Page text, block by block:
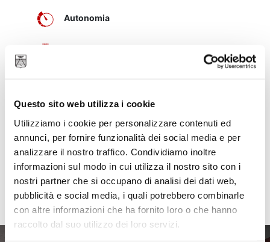
Questo sito web utilizza i cookie
Utilizziamo i cookie per personalizzare contenuti ed
annunci, per fornire funzionalità dei social media e per
analizzare il nostro traffico. Condividiamo inoltre
informazioni sul modo in cui utilizza il nostro sito con i
nostri partner che si occupano di analisi dei dati web,
pubblicità e social media, i quali potrebbero combinarle
con altre informazioni che ha fornito loro o che hanno
raccolto dal suo utilizzo dei loro servizi.
Autonomia
Corona di carica